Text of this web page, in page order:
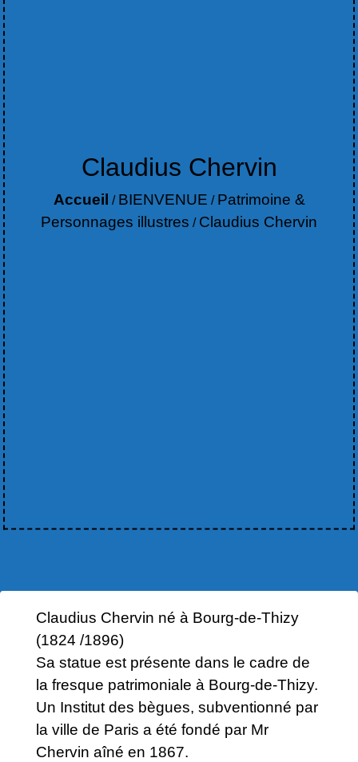
Claudius Chervin
Accueil / BIENVENUE / Patrimoine &
Personnages illustres / Claudius Chervin
Claudius Chervin né à Bourg-de-Thizy
(1824 /1896)
Sa statue est présente dans le cadre de
la fresque patrimoniale à Bourg-de-Thizy.
Un Institut des bègues, subventionné par
la ville de Paris a été fondé par Mr
Chervin aîné en 1867.